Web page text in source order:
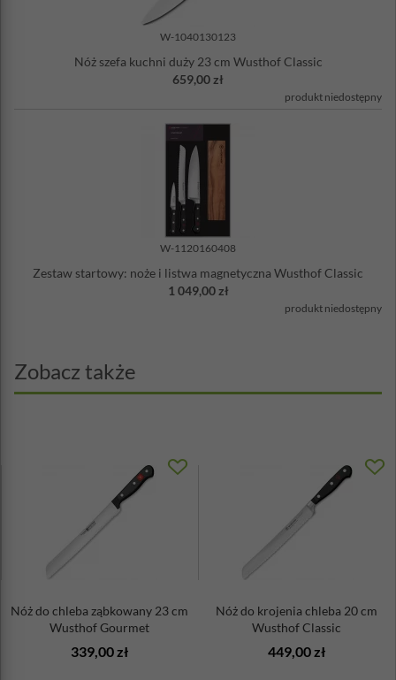
W-1040130123
Nóż szefa kuchni duży 23 cm Wusthof Classic
659,00 zł
produkt niedostępny
W-1120160408
Zestaw startowy: noże i listwa magnetyczna Wusthof Classic
1 049,00 zł
produkt niedostępny
Zobacz także
Nóż do chleba ząbkowany 23 cm
Wusthof Gourmet
339,00 zł
Nóż do krojenia chleba 20 cm
Wusthof Classic
449,00 zł